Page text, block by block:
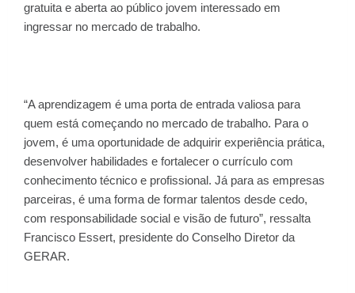
gratuita e aberta ao público jovem interessado em
ingressar no mercado de trabalho.
“A aprendizagem é uma porta de entrada valiosa para
quem está começando no mercado de trabalho. Para o
jovem, é uma oportunidade de adquirir experiência prática,
desenvolver habilidades e fortalecer o currículo com
conhecimento técnico e profissional. Já para as empresas
parceiras, é uma forma de formar talentos desde cedo,
com responsabilidade social e visão de futuro”, ressalta
Francisco Essert, presidente do Conselho Diretor da
GERAR.